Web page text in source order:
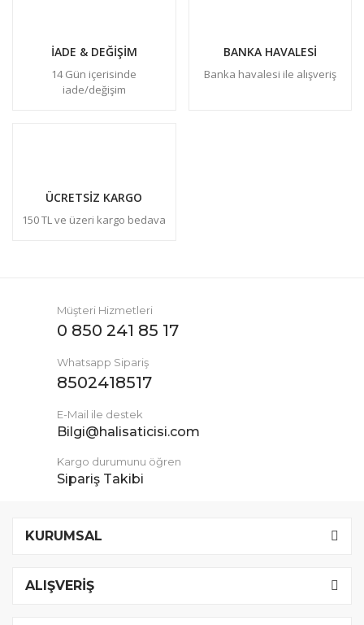
İADE & DEĞİŞİM
14 Gün içerisinde
iade/değişim
BANKA HAVALESİ
Banka havalesi ile alışveriş
ÜCRETSİZ KARGO
150 TL ve üzeri kargo bedava
Müşteri Hizmetleri
0 850 241 85 17
Whatsapp Sipariş
8502418517
E-Mail ile destek
Bilgi@halisaticisi.com
Kargo durumunu öğren
Sipariş Takibi
KURUMSAL
ALIŞVERİŞ